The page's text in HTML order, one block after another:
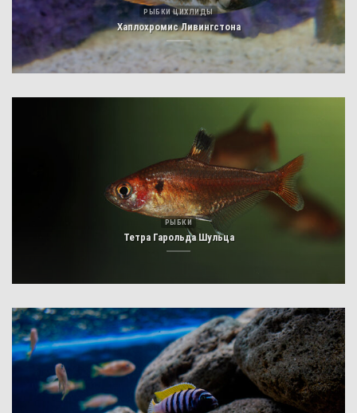
РЫБКИ ЦИХЛИДЫ
Хаплохромис Ливингстона
РЫБКИ
Тетра Гарольда Шульца